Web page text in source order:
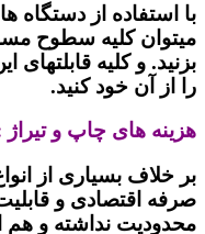
با استفاده از
میتوان کلیه سطوح
بزنید. و کلیه قابلتهای
را از آن خود کنید.
هزینه های چاپ و تیراژ
بر خلاف بسیاری از
صرفه اقتصادی و
محدودیت نداشته و هم